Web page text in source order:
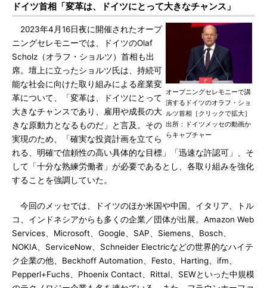
ドイツ首相「変革は、ドイツにとって大きなチャンス」
オープニングセレモニーで講
演するドイツのオラフ・ショ
ルツ首相［クリックで拡大］
出所：ドイツメッセの動画か
らキャプチャー
2023年4月16日夜に開催されたオープ
ニングセレモニーでは、ドイツのOlaf
Scholz（オラフ・ショルツ）首相も出
席。壇上に立ったショルツ氏は、持続可
能な社会に向けた取り組みによる産業変
革について、「変革は、ドイツにとって
大きなチャンスであり、雇用や成長の大
きな原動力となるものだ」と言及。その
実現のため、「確実な投資計画を立てら
れる、明確で信頼性の高い具体的な目標」「迅速な許認可」、そ
して「十分な熟練労働者」が必要であるとし、各取り組みを強化
することを強調していた。
今回のメッセでは、ドイツのほか米国や中国、イタリア、トル
コ、インドネシアからも多くの企業／団体が出展。Amazon Web
Services、Microsoft、Google、SAP、Siemens、Bosch、
NOKIA、ServiceNow、Schneider Electricなどの世界的なハイテ
ク企業の他、Beckhoff Automation、Festo、Harting、ifm、
Pepperl+Fuchs、Phoenix Contact、Rittal、SEWといった中規模